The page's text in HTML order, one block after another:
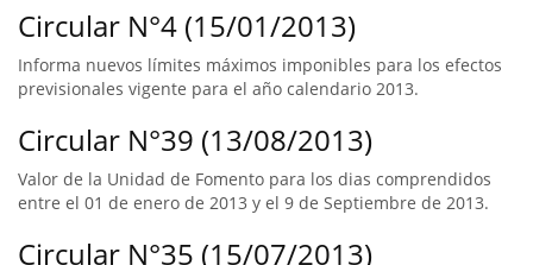
Circular N°4 (15/01/2013)
Informa nuevos límites máximos imponibles para los efectos
previsionales vigente para el año calendario 2013.
Circular N°39 (13/08/2013)
Valor de la Unidad de Fomento para los dias comprendidos
entre el 01 de enero de 2013 y el 9 de Septiembre de 2013.
Circular N°35 (15/07/2013)